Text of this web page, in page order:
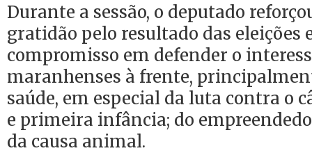
Durante a sessão, o deputado
gratidão pelo resultado das eleições
compromisso em defender o
maranhenses à frente,
saúde, em especial da luta contra o
e primeira infância; do
da causa animal.